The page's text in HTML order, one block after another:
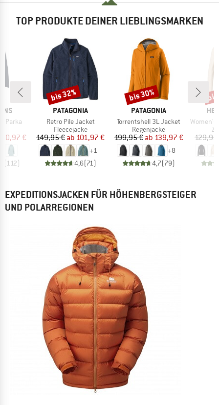
TOP PRODUKTE DEINER LIEBLINGSMARKEN
Parka
Preis
€
(112)
MARKE
PATAGONIA
Artikel
Retro Pile Jacket
Produktgruppe
Fleecejacke
Preis
149,95 € reduzierter Preis
ab 101,97 €
+1
4,6(71)
Rabatt
bis 32%
MARKE
PATAGONIA
Artikel
Torrentshell 3L Jacket
Produktgruppe
Regenjacke
Preis
199,95 € reduzierter Preis
ab 139,97 €
+8
4,7(79)
Rabatt
bis 30%
Artikel
Women's
129,95
EXPEDITIONSJACKEN FÜR HÖHENBERGSTEIGER
UND POLARREGIONEN